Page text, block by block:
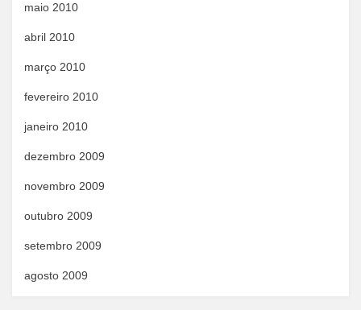
maio 2010
abril 2010
março 2010
fevereiro 2010
janeiro 2010
dezembro 2009
novembro 2009
outubro 2009
setembro 2009
agosto 2009